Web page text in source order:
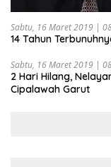
Sabtu, 16 Maret 2019 |
14 Tahun
Sabtu, 16 Maret 2019 |
2 Hari Hilang,
Cipalawah Garut